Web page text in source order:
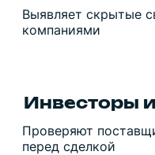
Выявляет скрытые
компаниями
Инвесторы
Проверяют
перед сделкой